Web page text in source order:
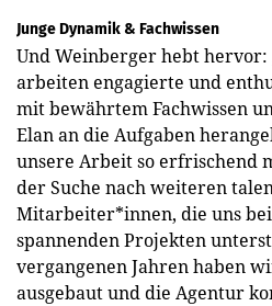
Junge Dynamik & Fachwissen
Und Weinberger hebt hervor:
arbeiten engagierte und
mit bewährtem Fachwissen
Elan an die Aufgaben
unsere Arbeit so erfrischend
der Suche nach weiteren
Mitarbeiter*innen, die uns
spannenden Projekten
vergangenen Jahren haben
ausgebaut und die Agentur